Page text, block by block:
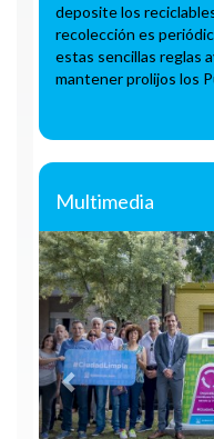
deposite los
recolección es
estas sencillas reglas
mantener prolijos los
Multimedia
Anterior